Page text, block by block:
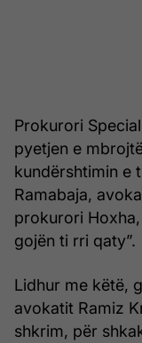
Prokurori
pyetjen e
kundërshtimin e
Ramabaja,
prokurori
gojën ti rri qaty”.
Lidhur me këtë,
avokatit Ramiz
shkrim, për